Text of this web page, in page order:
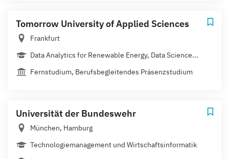
Tomorrow University of Applied Sciences
Frankfurt
Data Analytics for Renewable Energy, Data Science...
Fernstudium, Berufsbegleitendes Präsenzstudium
Universität der Bundeswehr
München, Hamburg
Technologiemanagement und Wirtschaftsinformatik